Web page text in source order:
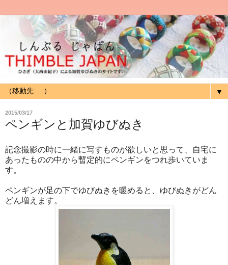
▼
2015/03/17
ペンギンと加賀ゆびぬき
記念撮影の時に一緒に写すものが欲しいと思って、自宅に
あったものの中から暫定的にペンギンをつれ歩いていま
す。
ペンギンが足の下でゆびぬきを暖めると、ゆびぬきがどん
どん増えます。